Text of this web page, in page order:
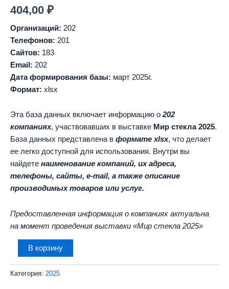
404,00 ₽
Организаций: 202
Телефонов: 201
Сайтов: 183
Email: 202
Дата формирования базы: март 2025г.
Формат: xlsx
Эта база данных включает информацию о 202
компаниях, участвовавших в выставке Мир стекла 2025.
База данных представлена в формате xlsx, что делает
ее легко доступной для использования. Внутри вы
найдете наименование компаний, их адреса,
телефоны, сайты, e-mail, а также описание
производимых товаров или услуг.
Предоставленная информация о компаниях актуальна
на момент проведения выставки «Мир стекла 2025»
Количество
База
участников
В корзину
Категория: 2025